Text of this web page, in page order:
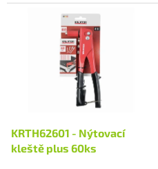
KRTH62601 - Nýtovací
kleště plus 60ks